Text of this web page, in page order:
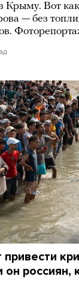
Крыму. Вот
— без
он россиян,